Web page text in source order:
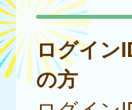
ログイン
の方